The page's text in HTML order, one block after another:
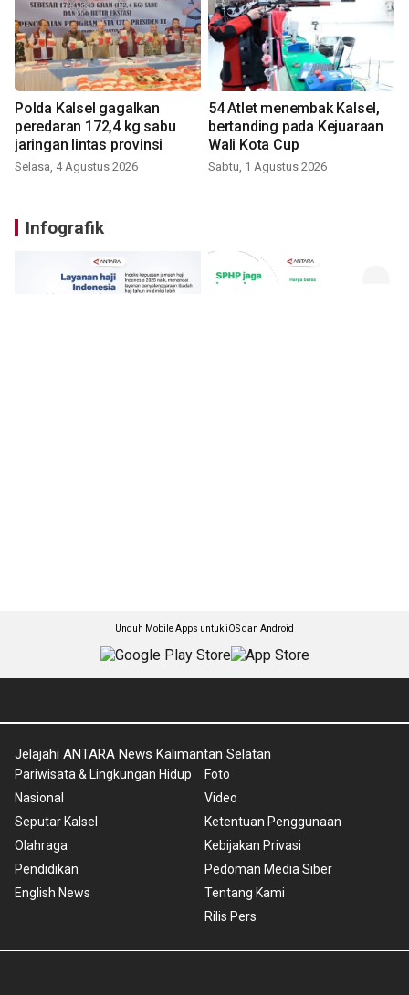
Polda Kalsel gagalkan
peredaran 172,4 kg sabu
jaringan lintas provinsi
Selasa, 4 Agustus 2026
54 Atlet menembak Kalsel,
bertanding pada Kejuaraan
Wali Kota Cup
Sabtu, 1 Agustus 2026
Infografik
Unduh Mobile Apps untuk iOS dan Android
Jelajahi ANTARA News Kalimantan Selatan
Pariwisata & Lingkungan Hidup
Nasional
Seputar Kalsel
Olahraga
Pendidikan
English News
Foto
Video
Ketentuan Penggunaan
Kebijakan Privasi
Pedoman Media Siber
Tentang Kami
Rilis Pers